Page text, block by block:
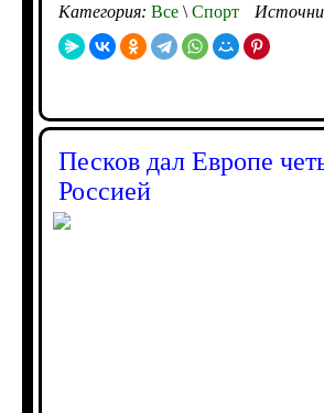
Категория: Все \ Спорт
Песков дал Европе
Россией